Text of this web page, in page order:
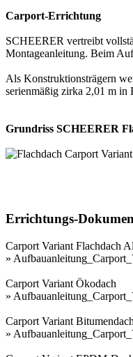
Carport-Errichtung
SCHEERER vertreibt
Montageanleitung. Beim
Als Konstruktionsträgern
serienmäßig zirka 2,01 m in
Grundriss SCHEERER
Errichtungs-
Carport Variant Flachdach
»
Carport Variant Ökodach
»
Carport Variant Bitumendach
»